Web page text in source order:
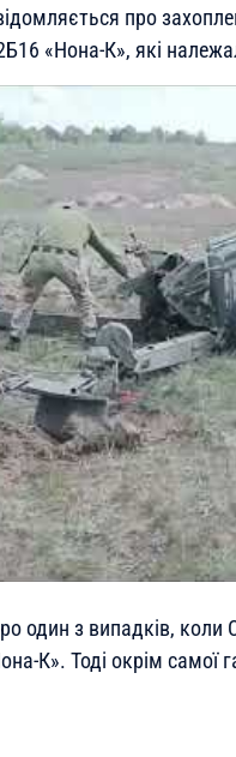
про
«Нона-К», які
один з випадків, коли
К». Тоді окрім